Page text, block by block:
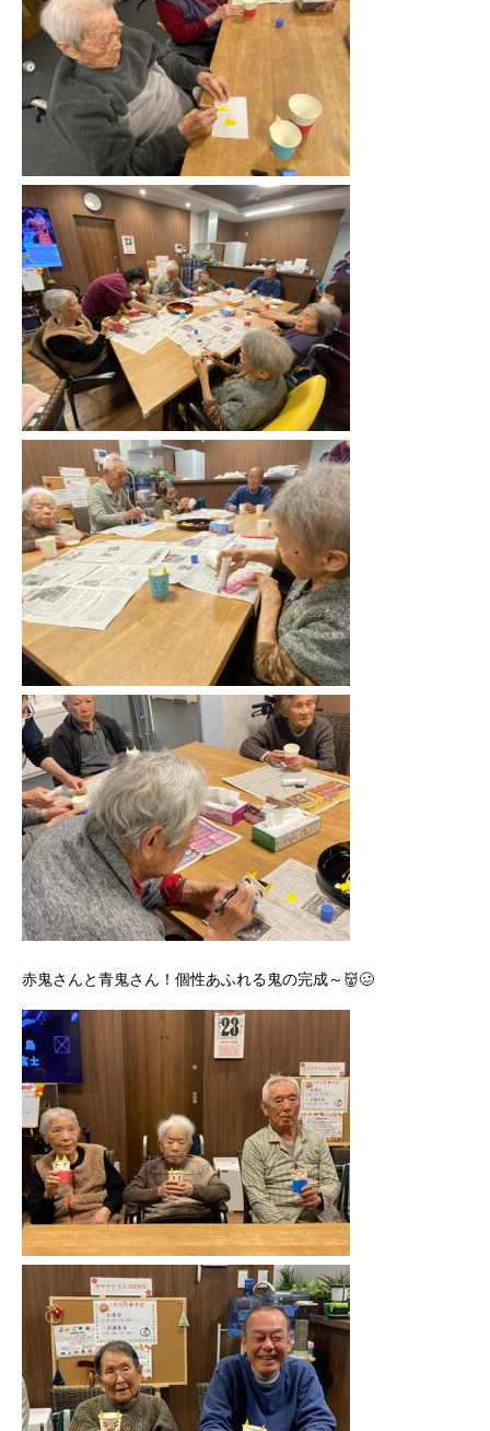
赤鬼さんと青鬼さん！個性あふれる鬼の完成～👹🥴